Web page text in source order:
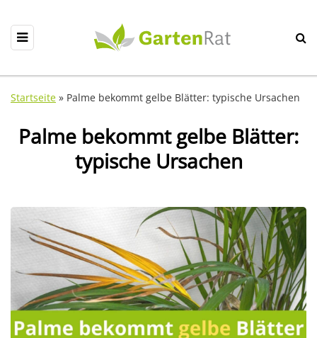
Startseite » Palme bekommt gelbe Blätter: typische Ursachen
Palme bekommt gelbe Blätter:
typische Ursachen